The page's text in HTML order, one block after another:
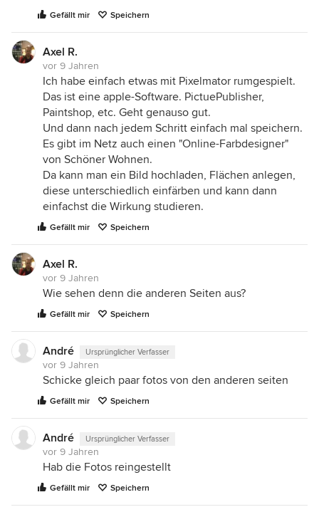
Gefällt mir Speichern
Axel R.
vor 9 Jahren
Ich habe einfach etwas mit Pixelmator rumgespielt.
Das ist eine apple-Software. PictuePublisher,
Paintshop, etc. Geht genauso gut.
Und dann nach jedem Schritt einfach mal speichern.
Es gibt im Netz auch einen "Online-Farbdesigner"
von Schöner Wohnen.
Da kann man ein Bild hochladen, Flächen anlegen,
diese unterschiedlich einfärben und kann dann
einfachst die Wirkung studieren.
Gefällt mir Speichern
Axel R.
vor 9 Jahren
Wie sehen denn die anderen Seiten aus?
Gefällt mir Speichern
André Ursprünglicher Verfasser
vor 9 Jahren
Schicke gleich paar fotos von den anderen seiten
Gefällt mir Speichern
André Ursprünglicher Verfasser
vor 9 Jahren
Hab die Fotos reingestellt
Gefällt mir Speichern